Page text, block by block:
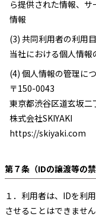
ら提供された情報、
情報
(3) 共同利用者の利用
当社における個人情報
(4) 個人情報の管理に
〒150-0043
東京都渋谷区道玄坂
株式会社SKIYAKI
https://skiyaki.com
第７条（IDの譲渡等の禁
１． 利用者は、IDを利
させることはできません